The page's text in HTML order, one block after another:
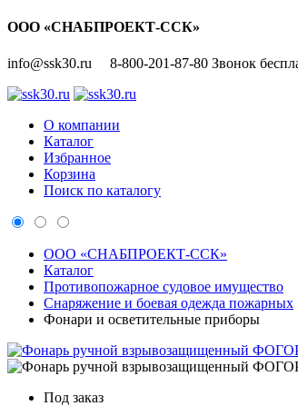
ООО «СНАБПРОЕКТ-ССК»
info@ssk30.ru 8-800-201-87-80 Звонок
О компании
Каталог
Избранное
Корзина
Поиск по каталогу
ООО «СНАБПРОЕКТ-ССК»
Каталог
Противопожарное судовое имущество
Снаряжение и боевая одежда пожарных
Фонари и осветительные приборы
Под заказ